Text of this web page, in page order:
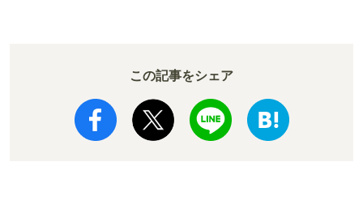
この記事をシェア